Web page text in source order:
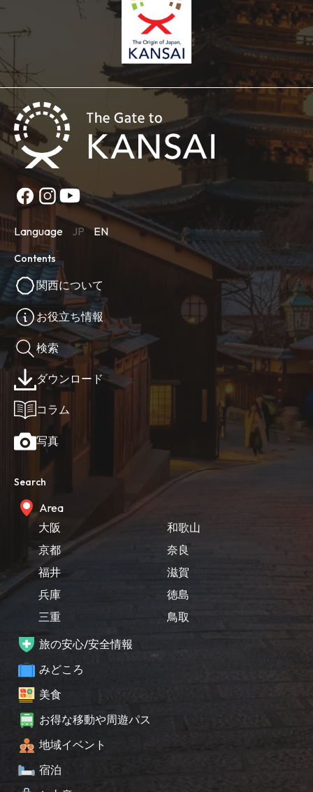
Language JP EN
Contents
関西について
お役立ち情報
検索
ダウンロード
コラム
写真
Search
Area
大阪
京都
福井
兵庫
三重
和歌山
奈良
滋賀
徳島
鳥取
旅の安心/安全情報
みどころ
美食
お得な移動や周遊パス
地域イベント
宿泊